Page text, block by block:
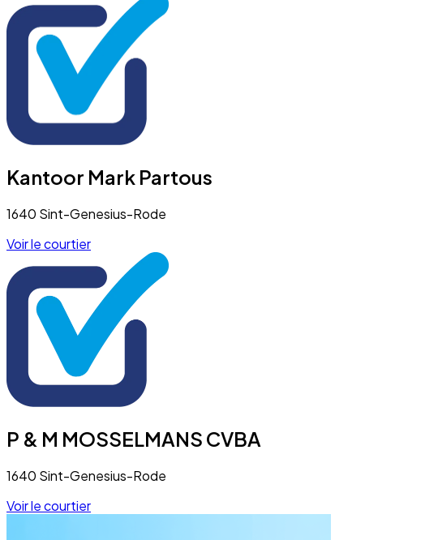
Kantoor Mark Partous
1640 Sint-Genesius-Rode
Voir le courtier
P & M MOSSELMANS CVBA
1640 Sint-Genesius-Rode
Voir le courtier